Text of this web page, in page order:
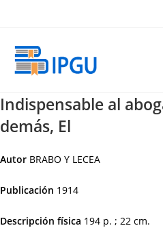
Indispensable al
demás, El
Autor BRABO Y LECEA
Publicación 1914
Descripción física 194 p. ; 22 cm.